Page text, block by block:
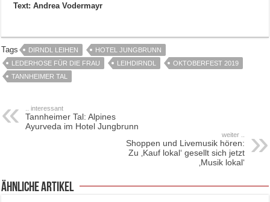
Text: Andrea Vodermayr
Tags DIRNDL LEIHEN
HOTEL JUNGBRUNN
LEDERHOSE FÜR DIE FRAU
LEIHDIRNDL
OKTOBERFEST 2019
TANNHEIMER TAL
.. interessant
Tannheimer Tal: Alpines
Ayurveda im Hotel Jungbrunn
weiter ..
Shoppen und Livemusik hören:
Zu ‚Kauf lokal‘ gesellt sich jetzt
‚Musik lokal‘
ähnliche Artikel